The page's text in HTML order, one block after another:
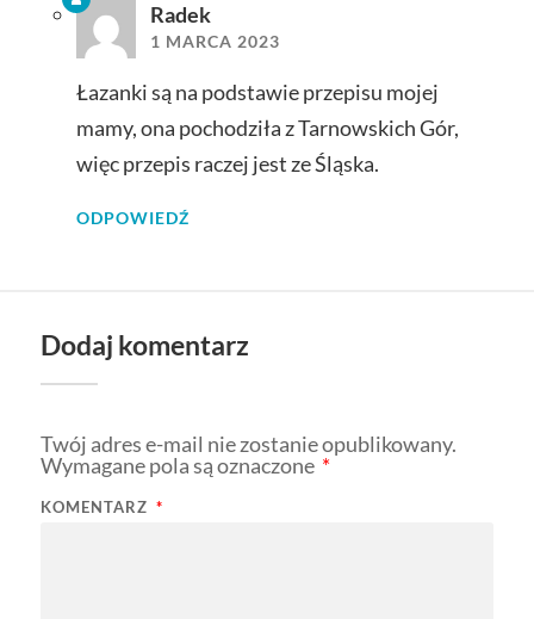
Radek
1 MARCA 2023
Łazanki są na podstawie przepisu mojej
mamy, ona pochodziła z Tarnowskich Gór,
więc przepis raczej jest ze Śląska.
ODPOWIEDŹ
Dodaj komentarz
Twój adres e-mail nie zostanie opublikowany.
Wymagane pola są oznaczone *
KOMENTARZ *